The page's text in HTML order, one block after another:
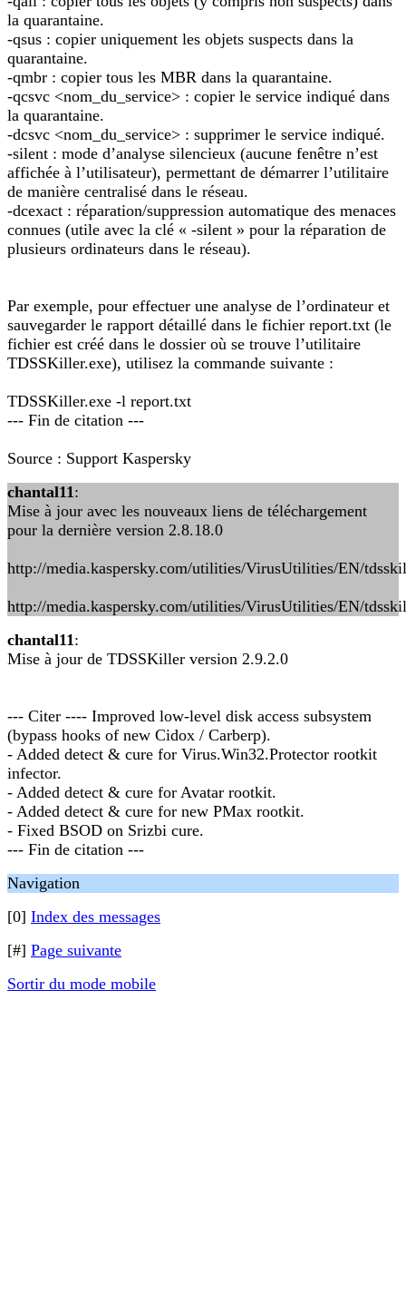
la quarantaine.
-qsus : copier uniquement les objets suspects dans la
quarantaine.
-qmbr : copier tous les MBR dans la quarantaine.
-qcsvc <nom_du_service> : copier le service indiqué dans
la quarantaine.
-dcsvc <nom_du_service> : supprimer le service indiqué.
-silent : mode d’analyse silencieux (aucune fenêtre n’est
affichée à l’utilisateur), permettant de démarrer l’utilitaire
de manière centralisé dans le réseau.
-dcexact : réparation/suppression automatique des menaces
connues (utile avec la clé « -silent » pour la réparation de
plusieurs ordinateurs dans le réseau).
Par exemple, pour effectuer une analyse de l’ordinateur et
sauvegarder le rapport détaillé dans le fichier report.txt (le
fichier est créé dans le dossier où se trouve l’utilitaire
TDSSKiller.exe), utilisez la commande suivante :
TDSSKiller.exe -l report.txt
--- Fin de citation ---
Source : Support Kaspersky
chantal11:
Mise à jour avec les nouveaux liens de téléchargement
pour la dernière version 2.8.18.0
http://media.kaspersky.com/utilities/VirusUtilities/EN/
http://media.kaspersky.com/utilities/VirusUtilities/EN/
chantal11:
Mise à jour de TDSSKiller version 2.9.2.0
--- Citer ---- Improved low-level disk access subsystem
(bypass hooks of new Cidox / Carberp).
- Added detect & cure for Virus.Win32.Protector rootkit
infector.
- Added detect & cure for Avatar rootkit.
- Added detect & cure for new PMax rootkit.
- Fixed BSOD on Srizbi cure.
--- Fin de citation ---
Navigation
[0] Index des messages
[#] Page suivante
Sortir du mode mobile